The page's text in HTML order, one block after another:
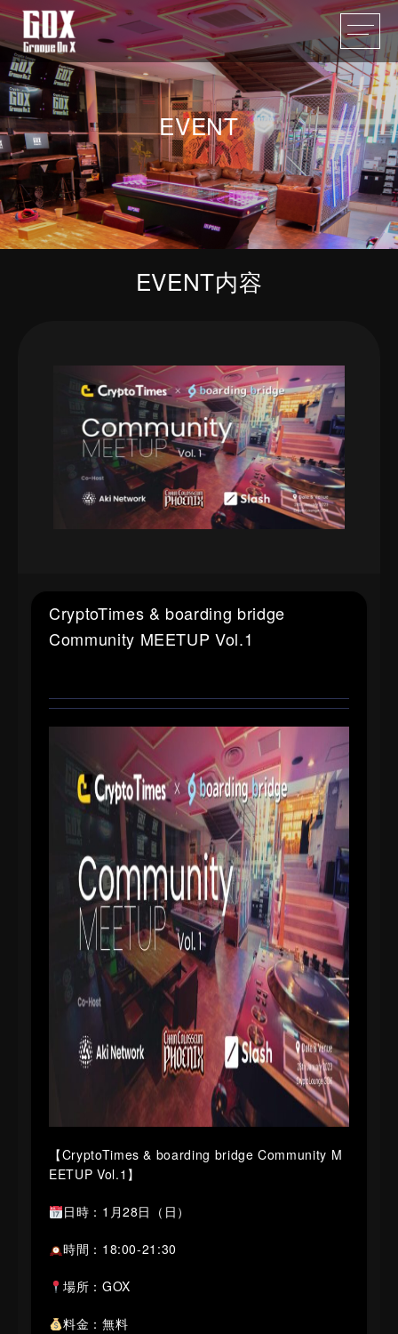
EVENT
EVENT内容
CryptoTimes & boarding bridge
Community MEETUP Vol.1
【CryptoTimes & boarding bridge Community M
EETUP Vol.1】
日時：1月28日（日）
時間：18:00-21:30
場所：GOX
料金：無料